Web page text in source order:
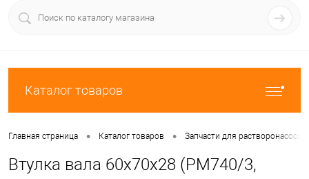
Каталог товаров
Главная страница • Каталог товаров • Запчасти для растворонасосов
Втулка вала 60х70х28 (PM740/3,